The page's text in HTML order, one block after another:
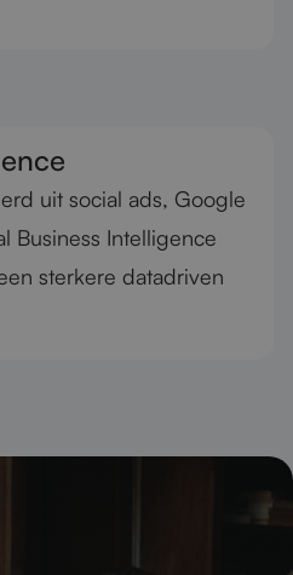
uit social ads, Google
Business Intelligence
sterkere datadriven